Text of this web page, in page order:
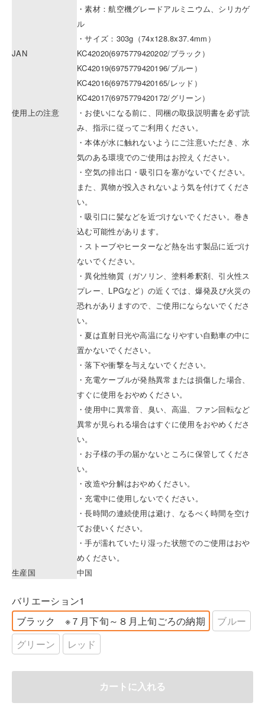
・素材：航空機グレードアルミニウム、シリカゲ
ル
・サイズ：303g（74x128.8x37.4mm）
JAN
KC42020(6975779420202/ブラック）
KC42019(6975779420196/ブルー）
KC42016(6975779420165/レッド）
KC42017(6975779420172/グリーン）
使用上の注意
・お使いになる前に、同梱の取扱説明書を必ず読
み、指示に従ってご利用ください。
・本体が水に触れないようにご注意いただき、水
気のある環境でのご使用はお控えください。
・空気の排出口・吸引口を塞がないでください。
また、異物が投入されないよう気を付けてくださ
い。
・吸引口に髪などを近づけないでください。巻き
込む可能性があります。
・ストーブやヒーターなど熱を出す製品に近づけ
ないでください。
・異化性物質（ガソリン、塗料希釈剤、引火性ス
プレー、LPGなど）の近くでは、爆発及び火災の
恐れがありますので、ご使用にならないでくださ
い。
・夏は直射日光や高温になりやすい自動車の中に
置かないでください。
・落下や衝撃を与えないでください。
・充電ケーブルが発熱異常または損傷した場合、
すぐに使用をおやめください。
・使用中に異常音、臭い、高温、ファン回転など
異常が見られる場合はすぐに使用をおやめくださ
い。
・お子様の手の届かないところに保管してくださ
い。
・改造や分解はおやめください。
・充電中に使用しないでください。
・長時間の連続使用は避け、なるべく時間を空け
てお使いください。
・手が濡れていたり湿った状態でのご使用はおや
めください。
生産国
中国
バリエーション1
ブラック ※７月下旬～８月上旬ごろの納期
ブルー
グリーン
レッド